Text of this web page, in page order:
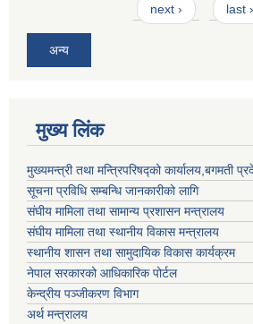
next › last
अन्य
मुख्य लिंक
मुख्यमन्त्री तथा मन्त्रिपरिषद्को कार्यालय,बगमती
सूचना प्रविधि सम्बन्धि जानकारीको लागि
संघीय मामिला तथा सामान्य प्रशासन मन्त्रालय
संघीय मामिला तथा स्थानीय विकास मन्त्रालय
स्थानीय शासन तथा सामुदायिक विकास कार्यक्रम
नेपाल सरकारको आधिकारिक पोर्टल
केन्द्रीय पञ्जीकरण विभाग
अर्थ मन्त्रालय